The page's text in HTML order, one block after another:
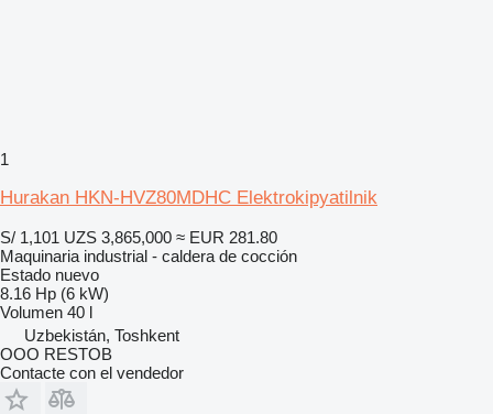
1
Hurakan HKN-HVZ80MDHC Elektrokipyatilnik
S/ 1,101 UZS 3,865,000 ≈ EUR 281.80
Maquinaria industrial - caldera de cocción
Estado nuevo
8.16 Hp (6 kW)
Volumen 40 l
Uzbekistán, Toshkent
OOO RESTOB
Contacte con el vendedor